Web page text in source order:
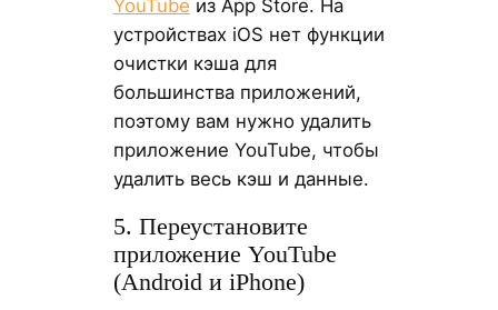
YouTube из App Store. На
устройствах iOS нет функции
очистки кэша для
большинства приложений,
поэтому вам нужно удалить
приложение YouTube, чтобы
удалить весь кэш и данные.
5. Переустановите
приложение YouTube
(Android и iPhone)